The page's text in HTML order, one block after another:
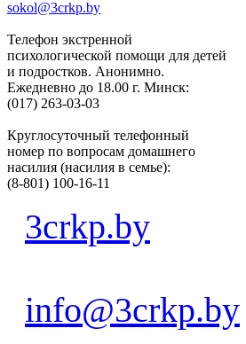
sokol@3crkp.by
Телефон экстренной
психологической помощи для детей
и подростков. Анонимно.
Ежедневно до 18.00 г. Минск:
(017) 263-03-03
Круглосуточный телефонный
номер по вопросам домашнего
насилия (насилия в семье):
(8-801) 100-16-11
3crkp.by
info@3crkp.by